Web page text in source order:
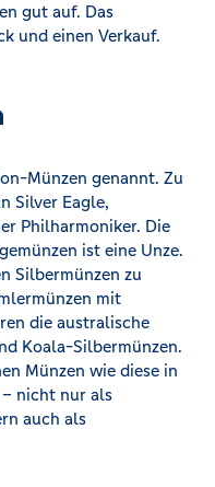
gut auf. Das
und einen Verkauf.
Münzen genannt. Zu
Silver Eagle,
Philharmoniker. Die
ist eine Unze.
Silbermünzen zu
mit
die australische
Koala-Silbermünzen.
Münzen wie diese in
nicht nur als
auch als